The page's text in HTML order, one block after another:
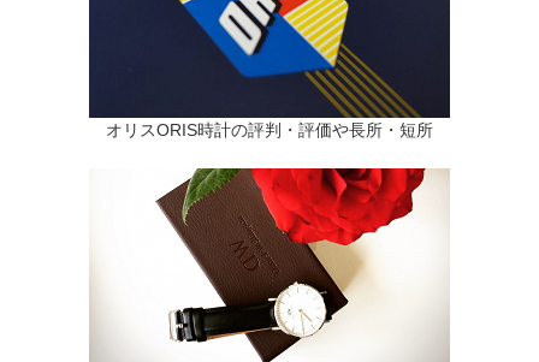
オリスORIS時計の評判・評価や長所・短所